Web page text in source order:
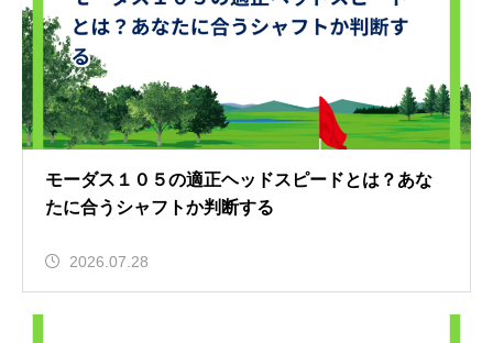
モーダス１０５の適正ヘッドスピードとは？あな
たに合うシャフトか判断する
2026.07.28